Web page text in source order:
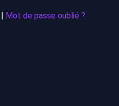
| Mot de passe oublié ?